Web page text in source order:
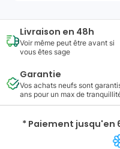
Livraison en 48h
Voir même peut être avant si
vous êtes sage
Garantie
Vos achats neufs sont
ans pour un max de
* Paiement jusqu'en